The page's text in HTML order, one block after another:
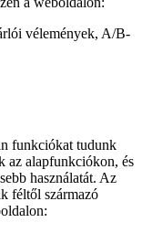
vélemények, A/B-
funkciókat tudunk
az alapfunkciókon, és
használatát. Az
féltől származó